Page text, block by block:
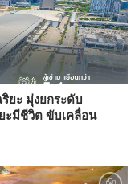
ยะ มุ่งยกระดับ
ะมีชีวิต ขับเคลื่อน